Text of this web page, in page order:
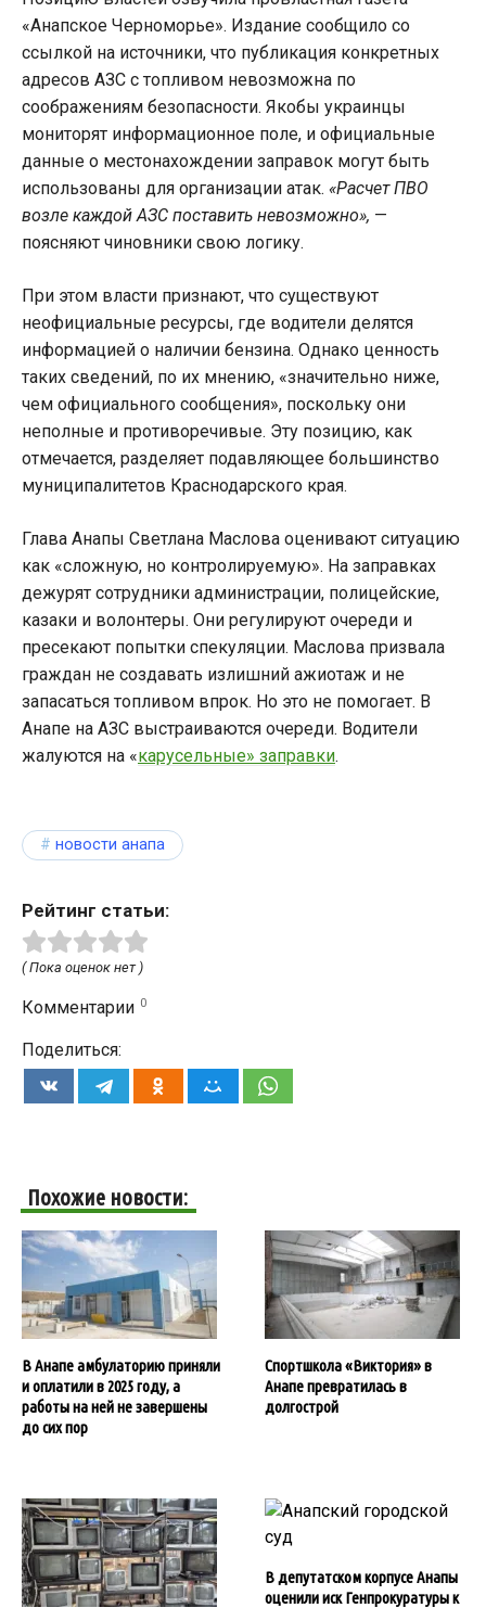
«Анапское Черноморье». Издание сообщило со
ссылкой на источники, что публикация конкретных
адресов АЗС с топливом невозможна по
соображениям безопасности. Якобы украинцы
мониторят информационное поле, и официальные
данные о местонахождении заправок могут быть
использованы для организации атак. «Расчет ПВО
возле каждой АЗС поставить невозможно», —
поясняют чиновники свою логику.
При этом власти признают, что существуют
неофициальные ресурсы, где водители делятся
информацией о наличии бензина. Однако ценность
таких сведений, по их мнению, «значительно ниже,
чем официального сообщения», поскольку они
неполные и противоречивые. Эту позицию, как
отмечается, разделяет подавляющее большинство
муниципалитетов Краснодарского края.
Глава Анапы Светлана Маслова оценивают ситуацию
как «сложную, но контролируемую». На заправках
дежурят сотрудники администрации, полицейские,
казаки и волонтеры. Они регулируют очереди и
пресекают попытки спекуляции. Маслова призвала
граждан не создавать излишний ажиотаж и не
запасаться топливом впрок. Но это не помогает. В
Анапе на АЗС выстраиваются очереди. Водители
жалуются на «карусельные» заправки.
новости анапа
Рейтинг статьи:
( Пока оценок нет )
Комментарии 0
Поделиться:
Похожие новости:
В Анапе амбулаторию приняли
и оплатили в 2025 году, а
работы на ней не завершены
до сих пор
Спортшкола «Виктория» в
Анапе превратилась в
долгострой
В депутатском корпусе Анапы
оценили иск Генпрокуратуры к